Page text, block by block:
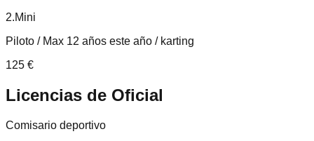
2.Mini
Piloto / Max 12 años este año / karting
125 €
Licencias de Oficial
Comisario deportivo